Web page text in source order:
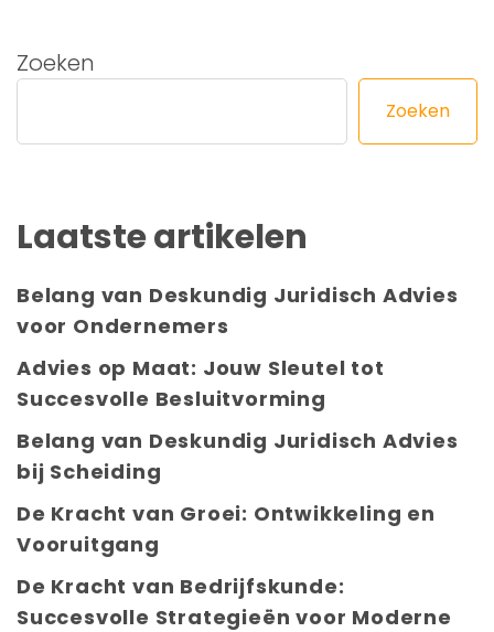
Zoeken
Zoeken
Laatste artikelen
Belang van Deskundig Juridisch Advies
voor Ondernemers
Advies op Maat: Jouw Sleutel tot
Succesvolle Besluitvorming
Belang van Deskundig Juridisch Advies
bij Scheiding
De Kracht van Groei: Ontwikkeling en
Vooruitgang
De Kracht van Bedrijfskunde:
Succesvolle Strategieën voor Moderne